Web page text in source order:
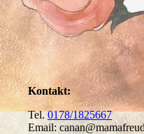
Kontakt:
Tel.0178/1825667
Email: